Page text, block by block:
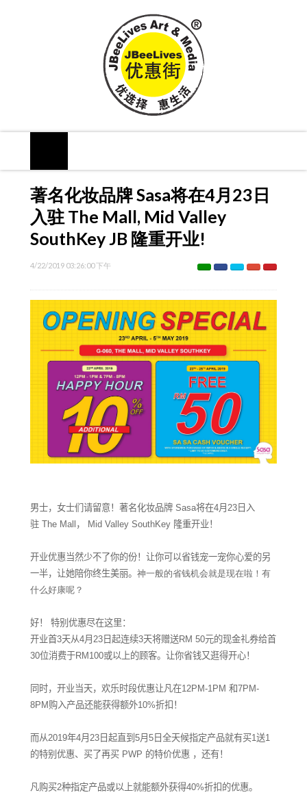
著名化妆品牌 Sasa将在4月23日
入驻 The Mall, Mid Valley
SouthKey JB 隆重开业!
4/22/2019 03:26:00 下午
男士，女士们请留意！著名化妆品牌 Sasa将在4月 23 日入
驻 The Mall ， Mid Valley SouthKey 隆重开业！
开业优惠当然少不了你的份！ 让你可以省钱宠一宠你心爱的另
一半，让她陪你终生美丽。 神一般的省钱机会就是现在啦！有
什么好康呢？
好！ 特别优惠尽在这里：
开业首3天从4月 23 日起连续3天将赠送RM 50元的现金礼券给首
30位消费于RM100或以上的顾客。 让你省钱又逛得开心！
同时，开业当天，欢乐时段优惠让凡在12PM-1PM 和7PM-
8PM 购入产品还能获得额外10%折扣！
而从2019年4月 23 日起直到 5月 5 日全天候指定产品就有买1 送1
的特别优惠、买了再买 PWP 的特价优惠 ，还有！
凡购买2种指定产品或以上就能额外获得40%折扣的优惠。